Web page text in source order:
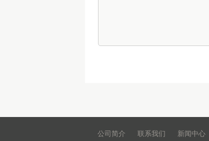
公司简介 联系我们 新闻中心